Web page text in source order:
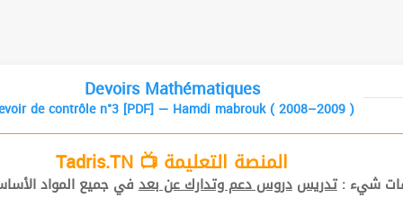
Devoirs Mathématiques
de contrôle n°3 [PDF] — Hamdi mabrouk ( 2008–2009 )
المنصة التعليمة 📺 Tadris.TN
شيء :تدريس دروس دعم وتدارك عن بعدفي جميع المواد